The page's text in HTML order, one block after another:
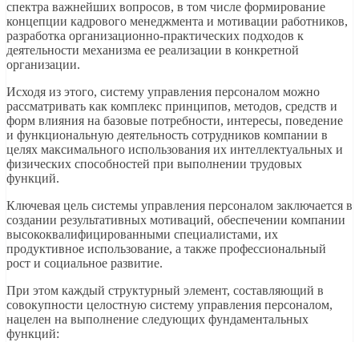
спектра важнейших вопросов, в том числе формирование
концепции кадрового менеджмента и мотивации работников,
разработка организационно-практических подходов к
деятельности механизма ее реализации в конкретной
организации.
Исходя из этого, систему управления персоналом можно
рассматривать как комплекс принципов, методов, средств и
форм влияния на базовые потребности, интересы, поведение
и функциональную деятельность сотрудников компании в
целях максимального использования их интеллектуальных и
физических способностей при выполнении трудовых
функций.
Ключевая цель системы управления персоналом заключается в
создании результативных мотиваций, обеспечении компании
высококвалифицированными специалистами, их
продуктивное использование, а также профессиональный
рост и социальное развитие.
При этом каждый структурный элемент, составляющий в
совокупности целостную систему управления персоналом,
нацелен на выполнение следующих фундаментальных
функций: